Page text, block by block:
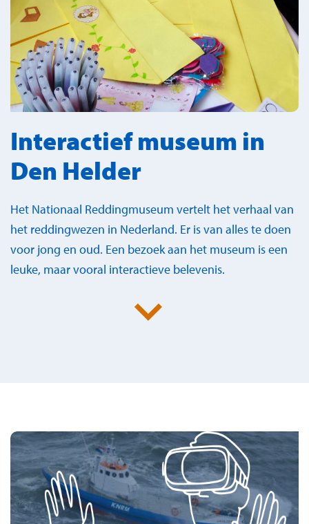
Interactief museum in
Den Helder
Het Nationaal Reddingmuseum vertelt het verhaal van
het reddingwezen in Nederland. Er is van alles te doen
voor jong en oud. Een bezoek aan het museum is een
leuke, maar vooral interactieve belevenis.